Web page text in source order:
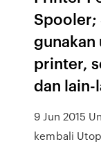
Spooler;
gunakan
printer,
dan lain-
9 Jun 2015
kembali